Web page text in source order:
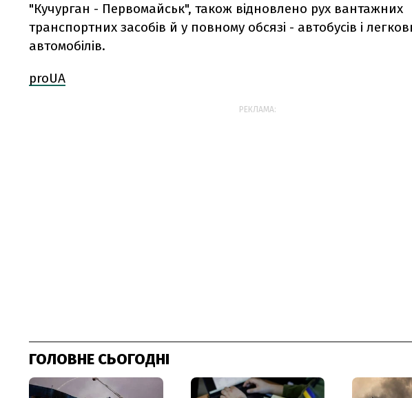
"Кучурган - Первомайськ", також відновлено рух вантажних
транспортних засобів й у повному обсязі - автобусів і
автомобілів.
proUA
РЕКЛАМА:
ГОЛОВНЕ СЬОГОДНІ